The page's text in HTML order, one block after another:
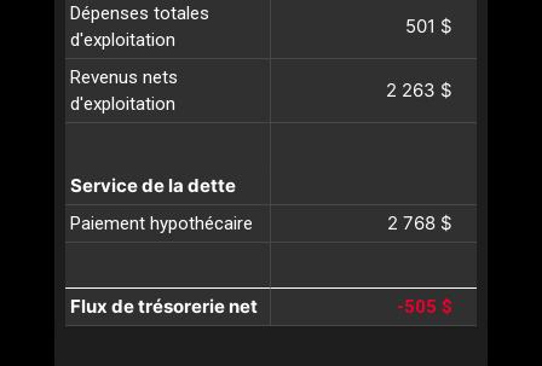
Dépenses totales
d'exploitation
501 $
Revenus nets
d'exploitation
2 263 $
Service de la dette
Paiement hypothécaire 2 768 $
Flux de trésorerie net -505 $